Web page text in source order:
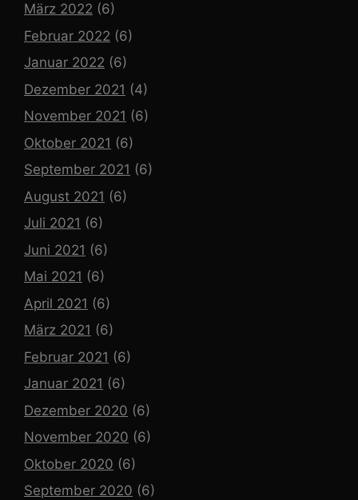
März 2022 (6)
Februar 2022 (6)
Januar 2022 (6)
Dezember 2021 (4)
November 2021 (6)
Oktober 2021 (6)
September 2021 (6)
August 2021 (6)
Juli 2021 (6)
Juni 2021 (6)
Mai 2021 (6)
April 2021 (6)
März 2021 (6)
Februar 2021 (6)
Januar 2021 (6)
Dezember 2020 (6)
November 2020 (6)
Oktober 2020 (6)
September 2020 (6)